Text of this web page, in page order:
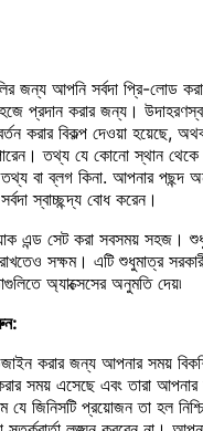
জন্য আপনি সর্বদা প্রি-লোড
প্রদান করার জন্য।
করার বিকল্প দেওয়া হয়েছে,
তথ্য যে কোনো স্থান থেকে
বা ব্লগ কিনা. আপনার পছন্দ
স্বাচ্ছন্দ্য বোধ করেন।
এন্ড সেট করা সবসময় সহজ।
সক্ষম। এটি শুধুমাত্র
অ্যাক্সেসের অনুমতি দেয়৷
করার জন্য আপনার সময়
সময় এসেছে এবং তারা আপনার
যে জিনিসটি প্রয়োজন তা হল